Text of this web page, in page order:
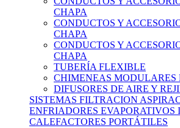
CHAPA
CONDUCTOS Y
CHAPA
CONDUCTOS Y
CHAPA
TUBERÍA FLEXIBLE
CHIMENEAS MODULARES
DIFUSORES DE AIRE Y
SISTEMAS FILTRACION
ENFRIADORES EVAPORATIVOS
CALEFACTORES PORTÁTILES